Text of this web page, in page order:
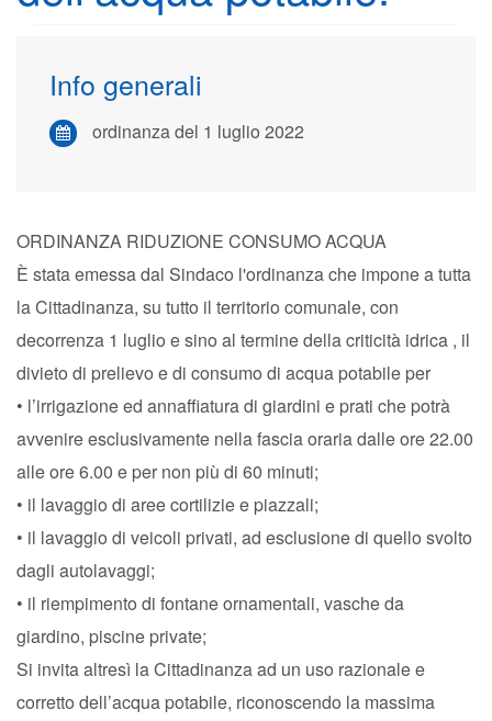
Info generali
ordinanza del 1 luglio 2022
ORDINANZA RIDUZIONE CONSUMO ACQUA
È stata emessa dal Sindaco l'ordinanza che impone a tutta
la Cittadinanza, su tutto il territorio comunale, con
decorrenza 1 luglio e sino al termine della criticità idrica , il
divieto di prelievo e di consumo di acqua potabile per
• l’irrigazione ed annaffiatura di giardini e prati che potrà
avvenire esclusivamente nella fascia oraria dalle ore 22.00
alle ore 6.00 e per non più di 60 minuti;
• il lavaggio di aree cortilizie e piazzali;
• il lavaggio di veicoli privati, ad esclusione di quello svolto
dagli autolavaggi;
• il riempimento di fontane ornamentali, vasche da
giardino, piscine private;
Si invita altresì la Cittadinanza ad un uso razionale e
corretto dell’acqua potabile, riconoscendo la massima